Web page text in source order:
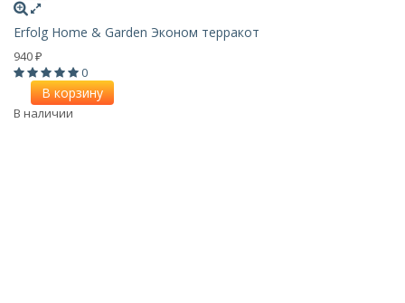
Erfolg Home & Garden Эконом терракот
940 ₽
0
В корзину
В наличии